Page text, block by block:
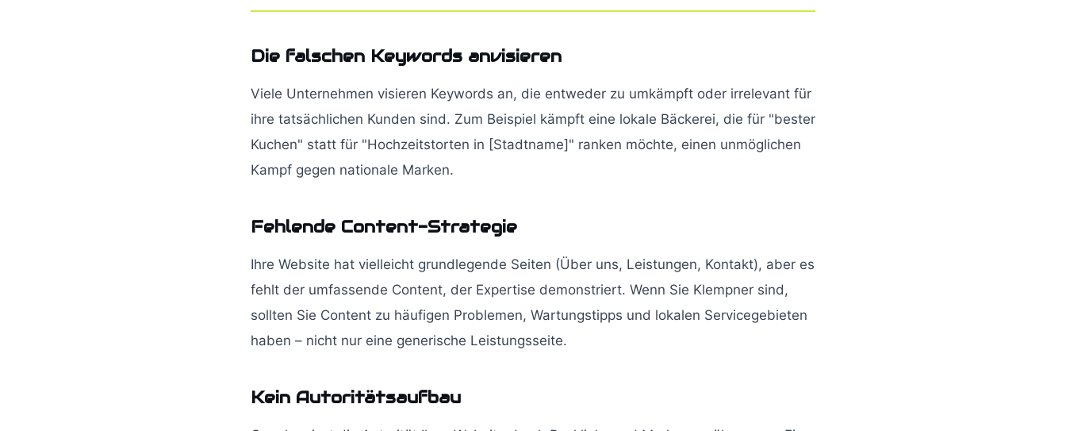
Die falschen Keywords anvisieren
Viele Unternehmen visieren Keywords an, die entweder zu umkämpft oder irrelevant für
ihre tatsächlichen Kunden sind. Zum Beispiel kämpft eine lokale Bäckerei, die für "bester
Kuchen" statt für "Hochzeitstorten in [Stadtname]" ranken möchte, einen unmöglichen
Kampf gegen nationale Marken.
Fehlende Content-Strategie
Ihre Website hat vielleicht grundlegende Seiten (Über uns, Leistungen, Kontakt), aber es
fehlt der umfassende Content, der Expertise demonstriert. Wenn Sie Klempner sind,
sollten Sie Content zu häufigen Problemen, Wartungstipps und lokalen Servicegebieten
haben – nicht nur eine generische Leistungsseite.
Kein Autoritätsaufbau